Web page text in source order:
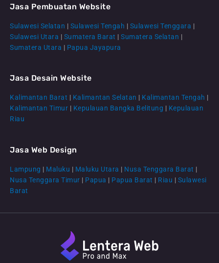
CS Lenteraweb
Jasa Pembuatan Website
Sulawesi Selatan | Sulawesi Tengah | Sulawesi Tenggara |
Sulawesi Utara | Sumatera Barat | Sumatera Selatan |
Sumatera Utara | Papua Jayapura
Jasa Desain Website
Kalimantan Barat | Kalimantan Selatan | Kalimantan Tengah |
Kalimantan Timur | Kepulauan Bangka Belitung | Kepulauan
Riau
Jasa Web Design
Lampung | Maluku | Maluku Utara | Nusa Tenggara Barat |
Nusa Tenggara Timur | Papua | Papua Barat | Riau | Sulawesi
Barat